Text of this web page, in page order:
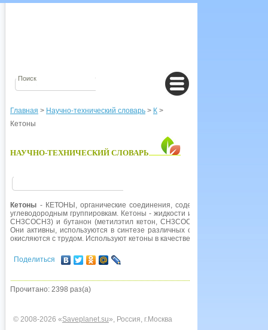
Главная > Научно-технический словарь > К >
Кетоны
НАУЧНО-ТЕХНИЧЕСКИЙ СЛОВАРЬ
Кетоны - КЕТОНЫ, органические соединения, содержащие
углеводородным группировкам. Кетоны - жидкости или низкоплавкие
СН3СОСН3) и бутанон (метилэтил кетон, СН3СОС2Н5). Кетоны
Они активны, используются в синтезе различных соединений и
окисляются с трудом. Используют кетоны в качестве растворителей.
Поделиться
Прочитано: 2398 раз(а)
© 2008-2026 «Saveplanet.su», Россия, г.Москва